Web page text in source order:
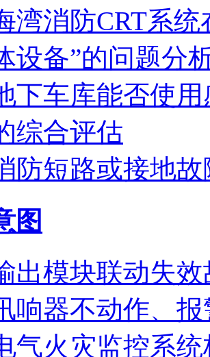
湾消防CRT系
设备”的问题分
下车库能否使
综合评估
防短路或接地
图
出模块联动失效
响器不动作、
气火灾监控系